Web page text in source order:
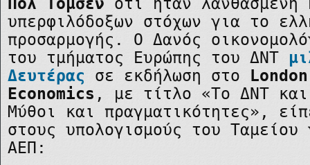
υπερφιλόδοξων στόχων για το
προσαρμογής. Ο Δανός
του τμήματος Ευρώπης του ΔΝΤ
Δευτέρας σε εκδήλωση στο
Economics , με τίτλο «Το ΔΝΤ
Μύθοι και πραγματικότητες»,
στους υπολογισμούς του Ταμείου
ΑΕΠ: